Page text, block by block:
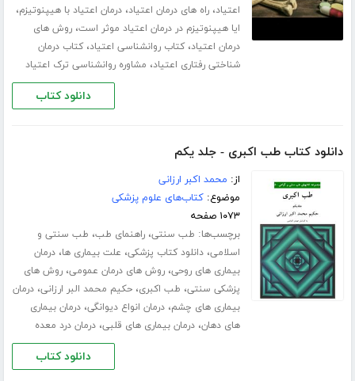
اعتیاد،راه های درمان اعتیاد،درمان اعتیاد با هیپنوتیزم،
ایا هیپنوتیزم در درمان اعتیاد موثر است،روش های
درمان اعتیاد،کتاب روانشناسی اعتیاد،کتاب درمان
شناختی رفتاری اعتیاد، مشاوره روانشناسی ترک اعتیاد
دانلود کتاب
دانلود کتاب طب اکبری - جلد یکم
از: محمد اکبر ارزانی
موضوع:کتاب‌های علوم پزشکی
۱۰۷۳ صفحه
برچسب‌ها: طب سنتی،راهنمای طب، طب سنتی و
اسلامی،دانلود کتاب پزشکی، علت بیماری ها،درمان
بیماری های روحی،روش های درمان عمومی،روش های
پزشکی سنتی، طب اکبری،حکیم محمد البر ارزانی،درمان
بیماری های چشم،درمان انواع دیوانگی،درمان بیماری
های دهان،درمان بیماری های قلبی،درمان درد معده
دانلود کتاب